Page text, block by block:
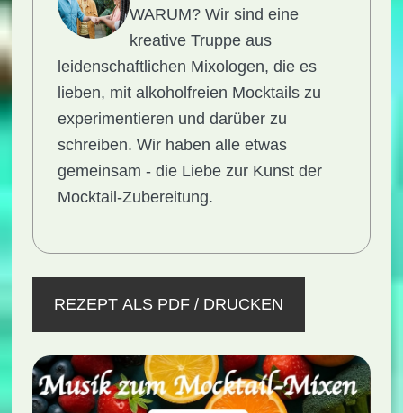
WARUM?Wir sind eine
kreative Truppe aus
leidenschaftlichen Mixologen, die es
lieben, mit alkoholfreien Mocktails zu
experimentieren und darüber zu
schreiben. Wir haben alle etwas
gemeinsam - die Liebe zur Kunst der
Mocktail-Zubereitung.
REZEPT ALS PDF / DRUCKEN